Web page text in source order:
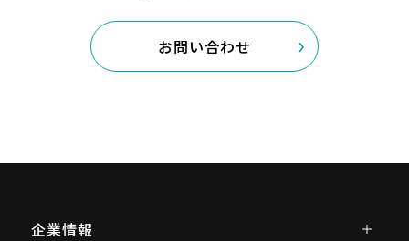
お問い合わせ
企業情報